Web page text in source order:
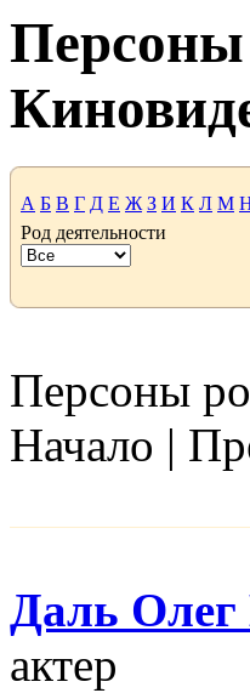
Персоны
А Б В Г Д Е Ж З И К Л М
Род деятельности
Персоны
Начало |
Даль
актер